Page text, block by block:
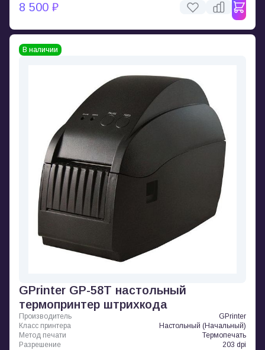
8 500 ₽
В наличии
GPrinter GP-58T настольный
термопринтер штрихкода
Производитель
GPrinter
Класс принтера
Настольный (Начальный)
Метод печати
Термопечать
Разрешение
203 dpi